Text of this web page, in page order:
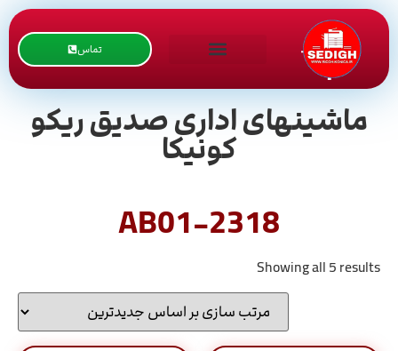
تماس
ماشینهای اداری صدیق ریکو
کونیکا
AB01-2318
Showing all 5 results